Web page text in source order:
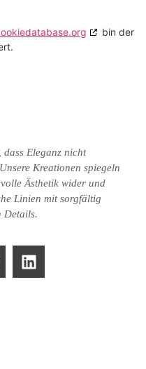
bin der
Eleganz nicht
Unsere Kreationen spiegeln
Ästhetik wider und
Linien mit sorgfältig
Details.